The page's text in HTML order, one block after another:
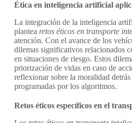
Ética en inteligencia artificial
La integración de la inteligencia
plantea retos éticos en transporte
atención. Con el avance de los
dilemas significativos relacionados
en situaciones de riesgo. Estos
priorización de vidas en caso de
reflexionar sobre la moralidad
programadas por los algoritmos.
Retos éticos específicos en el